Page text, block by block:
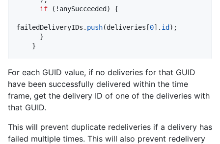
if (!anySucceeded) {
failedDeliveryIDs. push(deliveries[0]. id );
    }
For each GUID value, if no deliveries for that GUID
have been successfully delivered within the time
frame, get the delivery ID of one of the deliveries with
that GUID.
This will prevent duplicate redeliveries if a delivery has
failed multiple times. This will also prevent redelivery